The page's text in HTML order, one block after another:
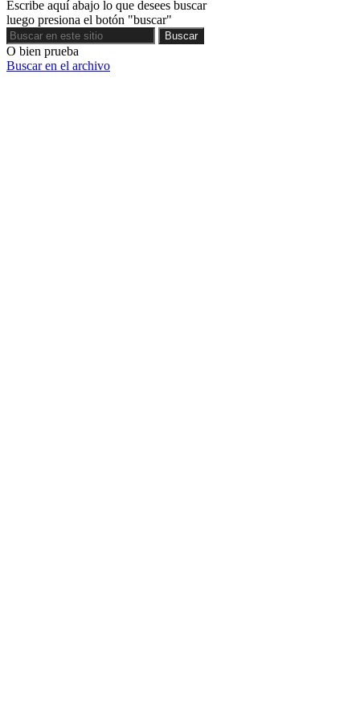
Escribe aquí abajo lo que desees buscar
luego presiona el botón "buscar"
Buscar
Buscar
O bien prueba
Buscar en el archivo